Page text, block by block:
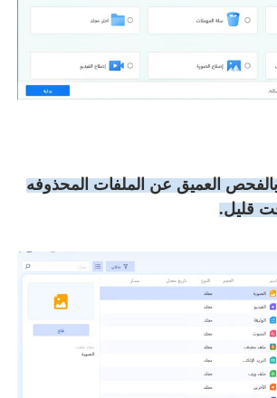
بالفحص العميق عن الملفات المحذوفه
قليل.